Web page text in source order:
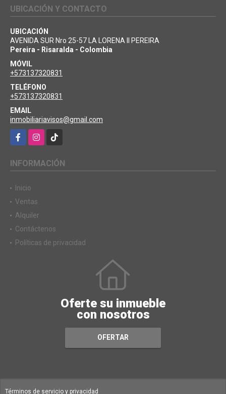
UBICACIÓN Y CONTACTO
UBICACIÓN
AVENIDA SUR Nro 25-57 LA LORENA II PEREIRA
Pereira - Risaralda - Colombia
MÓVIL
+573137320831
TELÉFONO
+573137320831
EMAIL
inmobiliariavisos@gmail.com
FacebookInstagramTikTok
INFORMACIÓN
Inicio
Ventas
Alquiler
Contáctenos
Políticas de privacidad
Oferte su inmueble
con nosotros
OFERTAR
Términos de servicio y privacidad